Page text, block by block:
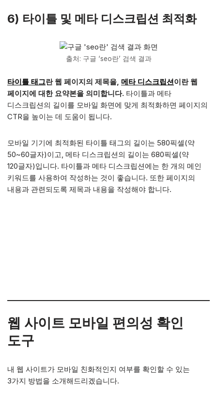
6) 타이틀 및 메타 디스크립션 최적화
출처: 구글 ‘seo란’ 검색 결과
타이틀 태그란 웹 페이지의 제목을, 메타 디스크립션이란 웹
페이지에 대한 요약본을 의미합니다. 타이틀과 메타
디스크립션의 길이를 모바일 화면에 맞게 최적화하면 페이지의
CTR을 높이는 데 도움이 됩니다.
모바일 기기에 최적화된 타이틀 태그의 길이는 580픽셀(약
50~60글자)이고, 메타 디스크립션의 길이는 680픽셀(약
120글자)입니다. 타이틀과 메타 디스크립션에는 한 개의 메인
키워드를 사용하여 작성하는 것이 좋습니다. 또한 페이지의
내용과 관련되도록 제목과 내용을 작성해야 합니다.
웹 사이트 모바일 편의성 확인
도구
내 웹 사이트가 모바일 친화적인지 여부를 확인할 수 있는
3가지 방법을 소개해드리겠습니다.